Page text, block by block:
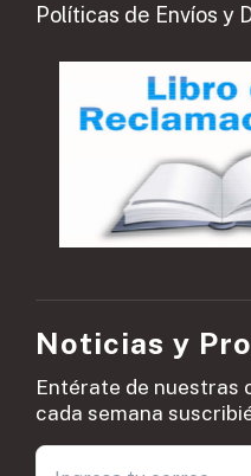
Políticas de Envíos y
Noticias y
Entérate de nuestras
cada semana